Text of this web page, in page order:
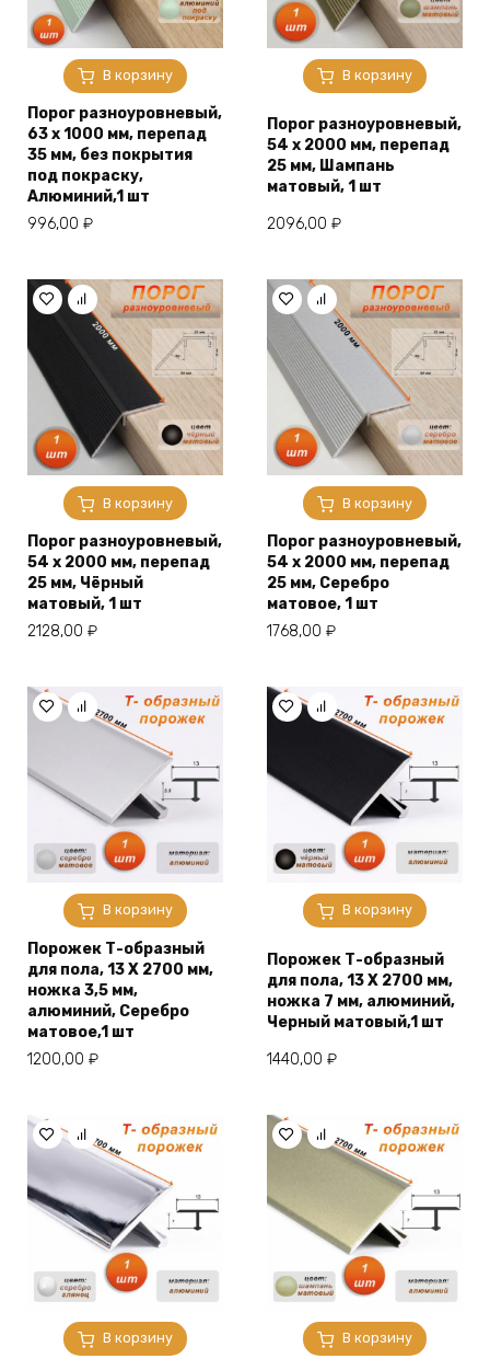
В корзину
Порог разноуровневый,
63 x 1000 мм, перепад
35 мм, без покрытия
под покраску,
Алюминий,1 шт
996,00 ₽
В корзину
Порог разноуровневый,
54 x 2000 мм, перепад
25 мм, Шампань
матовый, 1 шт
2096,00 ₽
В корзину
Порог разноуровневый,
54 x 2000 мм, перепад
25 мм, Чёрный
матовый, 1 шт
2128,00 ₽
В корзину
Порог разноуровневый,
54 x 2000 мм, перепад
25 мм, Серебро
матовое, 1 шт
1768,00 ₽
В корзину
Порожек Т-образный
для пола, 13 X 2700 мм,
ножка 3,5 мм,
алюминий, Серебро
матовое,1 шт
1200,00 ₽
В корзину
Порожек Т-образный
для пола, 13 X 2700 мм,
ножка 7 мм, алюминий,
Черный матовый,1 шт
1440,00 ₽
В корзину В корзину